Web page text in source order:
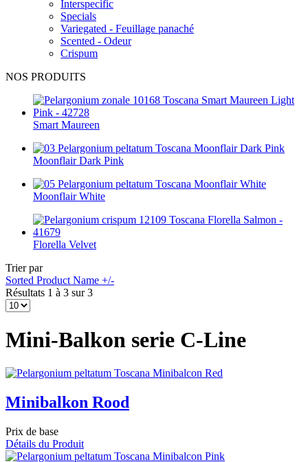
Interspecific
Specials
Variegated - Feuillage panaché
Scented - Odeur
Crispum
NOS PRODUITS
Smart Maureen
Moonflair Dark Pink
Moonflair White
Florella Velvet
Trier par
Sorted Product Name +/-
Résultats 1 à 3 sur 3
Mini-Balkon serie C-Line
Minibalkon Rood
Prix de base
Détails du Produit